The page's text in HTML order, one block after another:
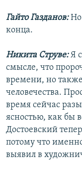
Гайто Газданов:Но
конца.
Никита Струве:Я
смысле, что
времени, но
человечества.
время сейчас
ясностью, как бы
Достоевский
потому что
выявил в